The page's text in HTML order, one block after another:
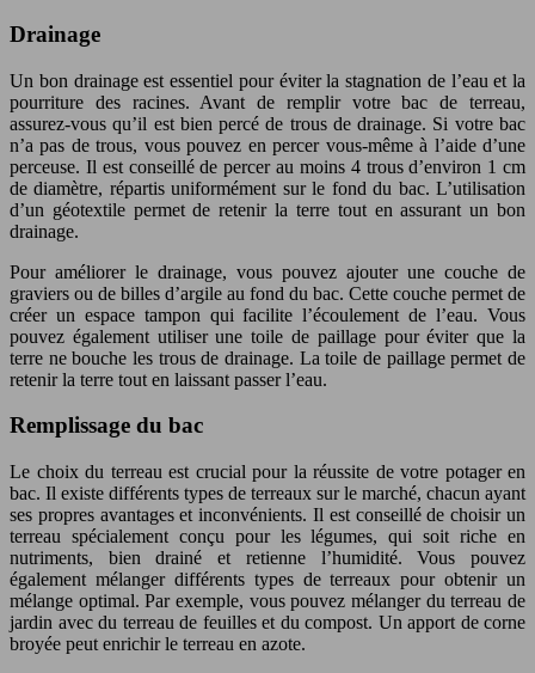
Drainage
Un bon drainage est essentiel pour éviter la stagnation de l’eau et la
pourriture des racines. Avant de remplir votre bac de terreau,
assurez-vous qu’il est bien percé de trous de drainage. Si votre bac
n’a pas de trous, vous pouvez en percer vous-même à l’aide d’une
perceuse. Il est conseillé de percer au moins 4 trous d’environ 1 cm
de diamètre, répartis uniformément sur le fond du bac. L’utilisation
d’un géotextile permet de retenir la terre tout en assurant un bon
drainage.
Pour améliorer le drainage, vous pouvez ajouter une couche de
graviers ou de billes d’argile au fond du bac. Cette couche permet de
créer un espace tampon qui facilite l’écoulement de l’eau. Vous
pouvez également utiliser une toile de paillage pour éviter que la
terre ne bouche les trous de drainage. La toile de paillage permet de
retenir la terre tout en laissant passer l’eau.
Remplissage du bac
Le choix du terreau est crucial pour la réussite de votre potager en
bac. Il existe différents types de terreaux sur le marché, chacun ayant
ses propres avantages et inconvénients. Il est conseillé de choisir un
terreau spécialement conçu pour les légumes, qui soit riche en
nutriments, bien drainé et retienne l’humidité. Vous pouvez
également mélanger différents types de terreaux pour obtenir un
mélange optimal. Par exemple, vous pouvez mélanger du terreau de
jardin avec du terreau de feuilles et du compost. Un apport de corne
broyée peut enrichir le terreau en azote.